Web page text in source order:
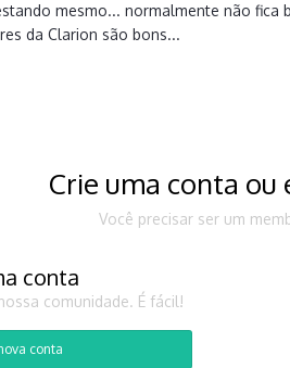
mesmo... normalmente não
da Clarion são bons...
Crie uma conta
Você precisar ser um
conta
comunidade. É fácil!
conta